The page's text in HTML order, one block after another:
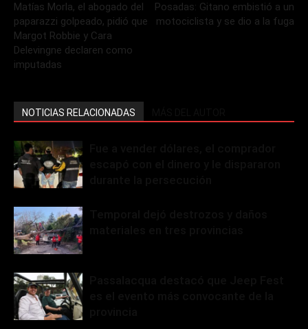
Matías Morla, el abogado del
paparazzi golpeado, pidió que
Margot Robbie y Cara
Delevingne declaren como
imputadas
Posadas: Gitano embistió a un
motociclista y se dio a la fuga
NOTICIAS RELACIONADAS